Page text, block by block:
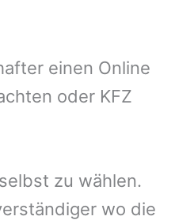
einen Online
oder KFZ
selbst zu wählen.
wo die